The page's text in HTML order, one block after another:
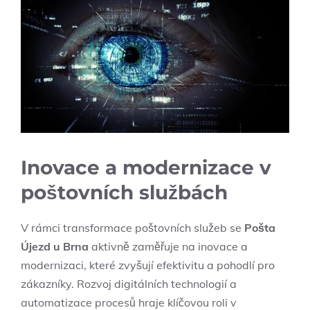
Inovace a modernizace v
poštovních službách
V rámci transformace poštovních služeb se Pošta
Újezd u Brna aktivně zaměřuje na inovace a
modernizaci, které zvyšují efektivitu a pohodlí pro
zákazníky. Rozvoj digitálních technologií a
automatizace procesů hraje klíčovou roli v